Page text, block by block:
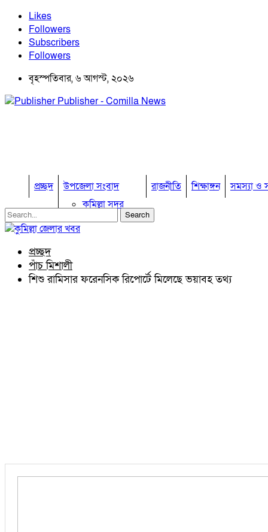
Likes
Followers
Subscribers
Followers
বৃহস্পতিবার, ৬ আগস্ট, ২০২৬
Publisher - Comilla News
প্রচ্ছদ
উপজেলা সংবাদ
কুমিল্লা সদর
কুমিল্লা সদর দক্ষিণ
চৌদ্দগ্রাম
নাঙ্গলকোট
রাজনীতি শিক্ষাঙ্গন সমস্যা ও
প্রচ্ছদ
পাঁচ মিশালী
শিশু রামিসার ফরেনসিক রিপোর্টে মিলেছে ভয়াবহ তথ্য